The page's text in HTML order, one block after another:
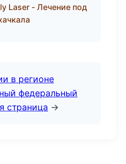
Laser - Лечение под
в регионе
федеральный
страница →